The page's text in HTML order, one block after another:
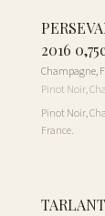
2016
Champagne,
Pinot Noir,
Pinot Noir,
France.